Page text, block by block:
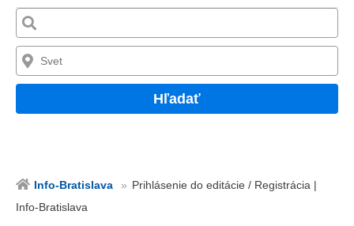
Hľadať
Info-Bratislava
Prihlásenie do editácie / Registrácia |
Info-Bratislava